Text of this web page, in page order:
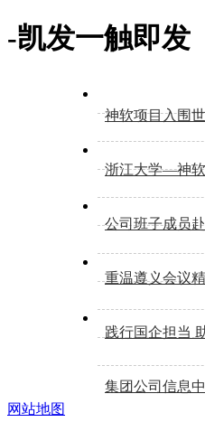
-凯发一触即发
神软项目入围
浙江大学—神软
公司班子成员
重温遵义会议
践行国企担当
集团公司信息
网站地图